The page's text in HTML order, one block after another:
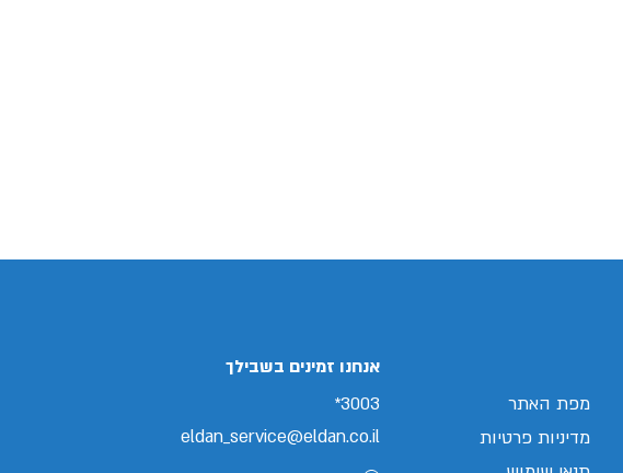
מפת האתר
מדיניות פרטיות
אנחנו זמינים בשבילך
3003*
eldan_service@eldan.co.il